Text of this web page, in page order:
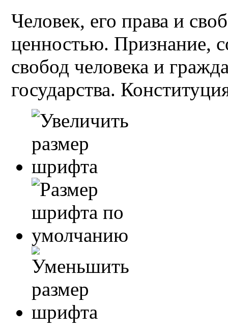
Человек, его права и
ценностью. Признание,
свобод человека и
государства.